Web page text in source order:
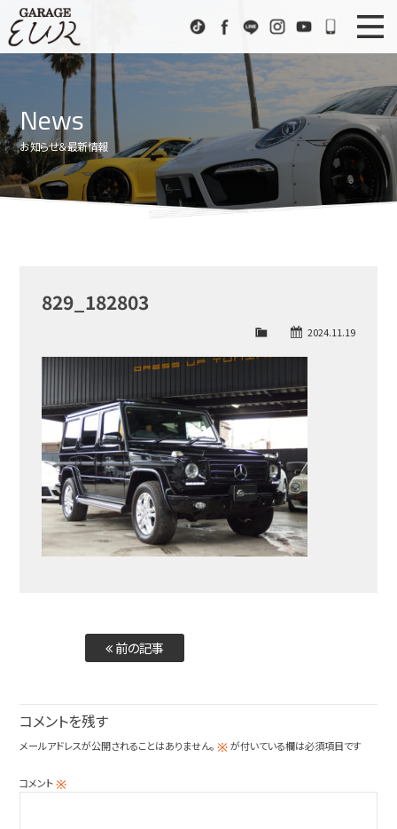
TikTokFacebook
LINE InstagramYoutube072-
ニュース
Stock List
在庫車情報
EUR Sports
EURスポーツ
アクセス
News
お知らせ＆最新情報
829_182803
2024.11.19
前の記事
コメントを残す
メールアドレスが公開されることはありません。 ※が付いている欄は必須項目です
コメント※